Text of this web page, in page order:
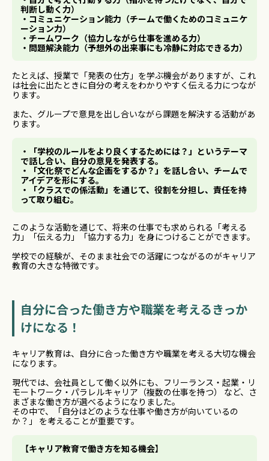
判断し動く力）
・コミュニケーション能力（チームで働くためのコミュニケ
ーション力）
・チームワーク（協力しながら仕事を進める力）
・問題解決能力（予想外の出来事にも冷静に対応できる力）
たとえば、授業で「発表の仕方」を学ぶ機会がありますが、これ
は社会に出たときに自分の考えをわかりやすく伝える力につなが
ります。
また、グループで意見を出し合いながら課題を解決する活動があ
ります。
・「学校のルールをより良くするためには？」というテーマ
で話し合い、自分の意見を発表する。
・「文化祭でどんな企画をするか？」を話し合い、チームで
アイデアを形にする。
・「クラスでの係活動」を通じて、役割を分担し、責任を持
って取り組む。
このような活動を通じて、将来の仕事でも求められる「考える
力」「伝える力」「協力する力」を身につけることができます。
学校での経験が、そのまま社会での活躍につながるのがキャリア
教育の大きな特徴です。
自分に合った働き方や職業を考えるきっか
けになる！
キャリア教育は、自分に合った働き方や職業を考える大切な機会
になります。
現代では、会社員として働く以外にも、フリーランス・起業・リ
モートワーク・パラレルキャリア（複数の仕事を持つ） など、さ
まざまな働き方が選べるようになりました。
その中で、「自分はどのような仕事や働き方が向いているの
か？」 を考えることが重要です。
【キャリア教育で働き方を知る機会】